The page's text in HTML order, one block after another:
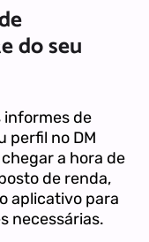
do seu
informes de
perfil no DM
a hora de
de renda,
aplicativo para
necessárias.